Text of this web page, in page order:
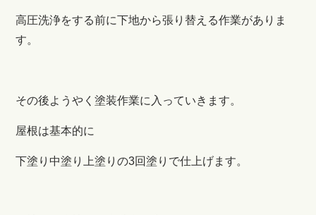
高圧洗浄をする前に下地から張り替える作業がありま
す。
その後ようやく塗装作業に入っていきます。
屋根は基本的に
下塗り中塗り上塗りの3回塗りで仕上げます。